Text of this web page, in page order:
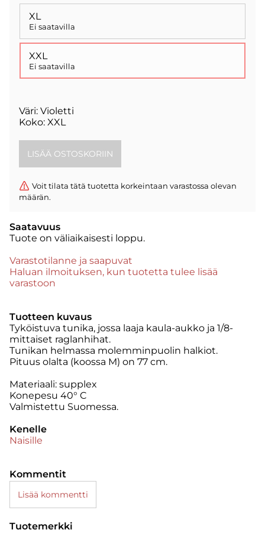
XL
Ei saatavilla
XXL
Ei saatavilla
Väri: Violetti
Koko: XXL
Voit tilata tätä tuotetta korkeintaan varastossa olevan
määrän.
Saatavuus
Tuote on väliaikaisesti loppu.
Varastotilanne ja saapuvat
Haluan ilmoituksen, kun tuotetta tulee lisää
varastoon
Tuotteen kuvaus
Tyköistuva tunika, jossa laaja kaula-aukko ja 1/8-
mittaiset raglanhihat.
Tunikan helmassa molemminpuolin halkiot.
Pituus olalta (koossa M) on 77 cm.
Materiaali: supplex
Konepesu 40° C
Valmistettu Suomessa.
Kenelle
Naisille
Kommentit
Lisää kommentti
Tuotemerkki